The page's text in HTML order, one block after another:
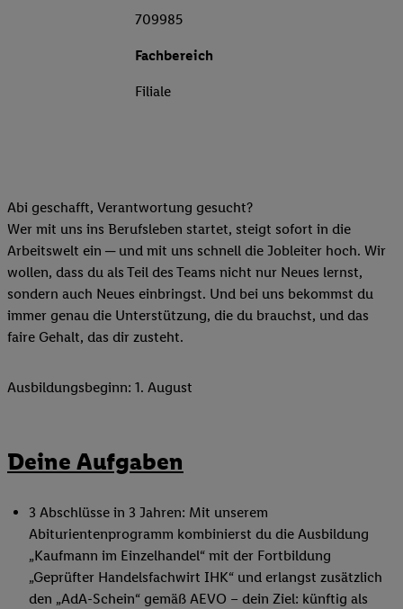
709985
Fachbereich
Filiale
Abi geschafft, Verantwortung gesucht?
Wer mit uns ins Berufsleben startet, steigt sofort in die
Arbeitswelt ein ─ und mit uns schnell die Jobleiter hoch. Wir
wollen, dass du als Teil des Teams nicht nur Neues lernst,
sondern auch Neues einbringst. Und bei uns bekommst du
immer genau die Unterstützung, die du brauchst, und das
faire Gehalt, das dir zusteht.
Ausbildungsbeginn: 1. August
Deine Aufgaben
3 Abschlüsse in 3 Jahren: Mit unserem
Abiturientenprogramm kombinierst du die Ausbildung
„Kaufmann im Einzelhandel“ mit der Fortbildung
„Geprüfter Handelsfachwirt IHK“ und erlangst zusätzlich
den „AdA-Schein“ gemäß AEVO – dein Ziel: künftig als